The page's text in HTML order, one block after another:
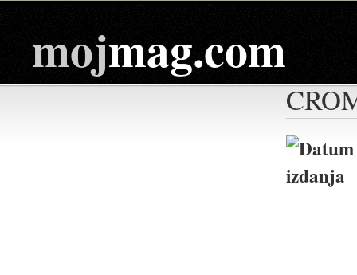
mojmag.com